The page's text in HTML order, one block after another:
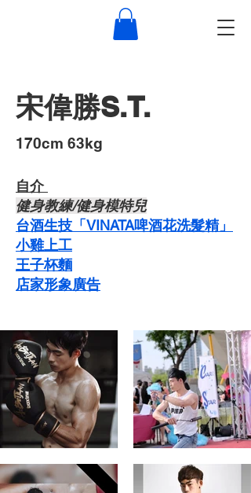
宋偉勝S.T.
​170cm 63kg
自介 ​
​健身教練/健身模特兒
台酒生技「VINATA啤酒花洗髮精」
​小雞上工
​王子杯麵
​店家形象廣告